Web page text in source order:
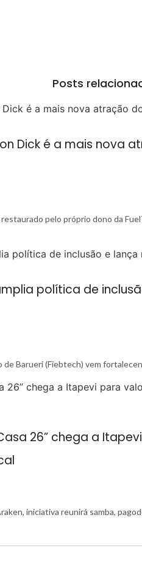
Posts
Dick é a mais nova
pelo próprio dono da
política de
Barueri (Fiebtech) vem
26” chega a
iniciativa reunirá samba,